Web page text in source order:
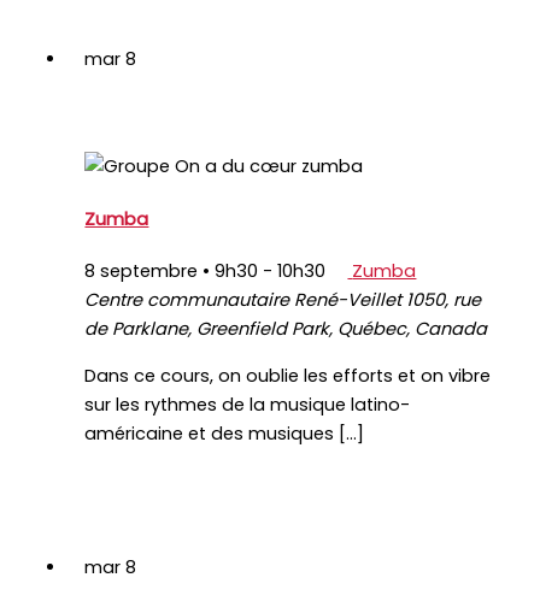
mar8
Zumba
8 septembre • 9h30 -10h30
Zumba
Centre communautaire René-Veillet 1050, rue
de Parklane, Greenfield Park, Québec, Canada
Dans ce cours, on oublie les efforts et on vibre
sur les rythmes de la musique latino-
américaine et des musiques […]
mar8